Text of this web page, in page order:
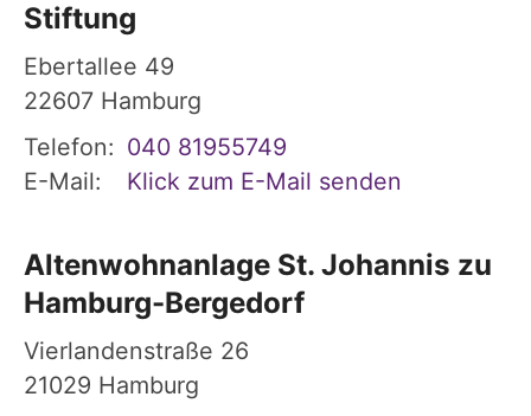
Stiftung
Ebertallee 49
22607 Hamburg
Telefon: 040 81955749
E-Mail:
Klick zum E-Mail senden
Altenwohnanlage St. Johannis zu
Hamburg-Bergedorf
Vierlandenstraße 26
21029 Hamburg